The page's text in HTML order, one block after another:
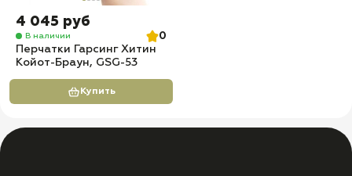
4 045 руб
В наличии
0
Перчатки Гарсинг Хитин
Койот-Браун, GSG-53
Купить